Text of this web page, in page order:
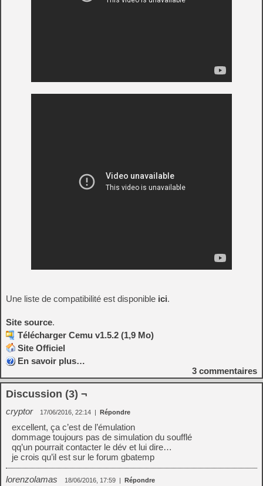
Une liste de compatibilité est disponible ici.
Site source.
Télécharger Cemu v1.5.2 (1,9 Mo)
Site Officiel
En savoir plus…
3 commentaires
Discussion (3) ¬
cryptor 17/06/2016, 22:14 | Répondre
excellent, ça c’est de l’émulation
dommage toujours pas de simulation du soufflé
qq’un pourrait contacter le dév et lui dire…
je crois qu’il est sur le forum gbatemp
lorenzolamas 18/06/2016, 17:59 | Répondre